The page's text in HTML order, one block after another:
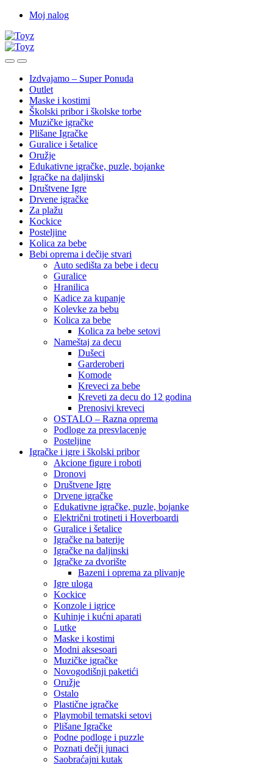
Skip
navigation
Skip
content
Moj nalog
Izdvajamo – Super Ponuda
Outlet
Maske i kostimi
Školski pribor i školske torbe
Muzičke igračke
Plišane Igračke
Guralice i šetalice
Oružje
Edukativne igračke, puzle, bojanke
Igračke na daljinski
Društvene Igre
Drvene igračke
Za plažu
Kockice
Posteljine
Kolica za bebe
Bebi oprema i dečije stvari
Auto sedišta za bebe i decu
Guralice
Hranilica
Kadice za kupanje
Kolevke za bebu
Kolica za bebe
Kolica za bebe setovi
Nameštaj za decu
Dušeci
Garderoberi
Komode
Kreveci za bebe
Kreveti za decu do 12 godina
Prenosivi kreveci
OSTALO – Razna oprema
Podloge za presvlacenje
Posteljine
Igračke i igre i školski pribor
Akcione figure i roboti
Dronovi
Društvene Igre
Drvene igračke
Edukativne igračke, puzle, bojanke
Električni trotineti i Hoverboardi
Guralice i šetalice
Igračke na baterije
Igračke na daljinski
‎Igračke za dvorište
Bazeni i oprema za plivanje
Igre uloga
Kockice
Konzole i igrice
Kuhinje i kućni aparati
Lutke
Maske i kostimi
Modni aksesoari
Muzičke igračke
Novogodišnji paketići
Oružje
Ostalo
Plastične igračke
Playmobil tematski setovi
Plišane Igračke
Podne podloge i puzzle
Poznati dečji junaci
Saobraćajni kutak